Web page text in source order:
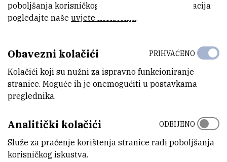
INSTITUT RUĐER BOŠKOVIĆ
Bijenička cesta 54, 10000 Zagreb
KONTAKTIRAJTE NAS
poboljšanja korisničkog iskustva. Za više informacija
pogledajte naše uvjete korištenja.
Obavezni kolačići
Kolačići koji su nužni za ispravno funkcioniranje
stranice. Moguće ih je onemogućiti u postavkama
preglednika.
PRIHVAĆENO
Analitički kolačići
Služe za praćenje korištenja stranice radi poboljšanja
korisničkog iskustva.
ODBIJENO